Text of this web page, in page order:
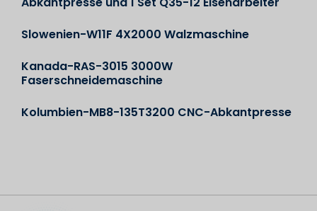
Slowenien-W11F 4X2000 Walzmaschine
Kanada-RAS-3015 3000W
Faserschneidemaschine
Kolumbien-MB8-135T3200 CNC-Abkantpresse